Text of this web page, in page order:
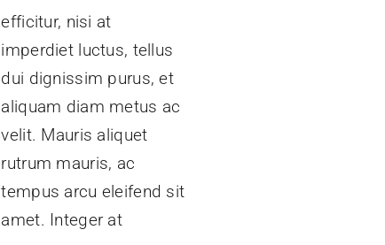
efficitur, nisi at
imperdiet luctus, tellus
dui dignissim purus, et
aliquam diam metus ac
velit. Mauris aliquet
rutrum mauris, ac
tempus arcu eleifend sit
amet. Integer at